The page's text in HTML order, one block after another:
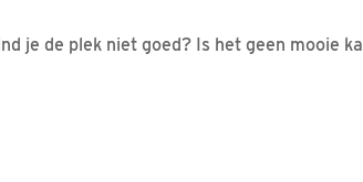
je de plek niet goed? Is het geen mooie